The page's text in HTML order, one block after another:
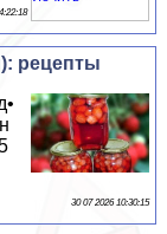
рецепты
30 07 2026 10:30:15